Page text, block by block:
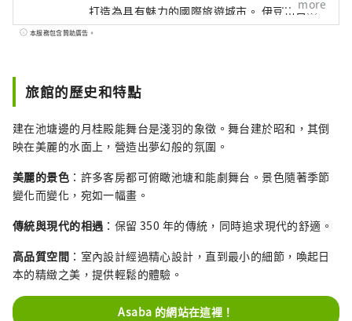
打造為具有魅力的國際旅遊城市。 伊豆市自然
資源豐富，農業發達，擁有溫泉、海灘、山岳
地。 [關於封面圖的說明] 封面圖片是伊豆市色
彩攝影比賽的得獎作品。 攝影者：大島宏樹 作
品名稱：《輕雪的色彩》 禁止未經授權使用和
複製封面圖片。 有關封面圖片的使用方法，請
確認伊豆市旅遊資訊網站。
more
本服務包含贊助廣告。
旅館的歷史和特點
建在池塘邊的月桂殿能舞台是淺羽的象徵。舞台建於昭和，其倒
映在美麗的水面上，營造出夢幻般的氛圍。
美麗的景色 ：許多客房都可俯瞰池塘和能劇舞台。景色隨著季節
變化而變化，宛如一幅畫。
傳統與現代的相遇 ：保留 350 年的傳統，同時追求現代的舒適。
高品質空間 ：室內設計經過精心設計，直到最小的細節，喚起日
本的精緻之美，提供輕鬆的體驗。
Asaba 的網站在這裡！